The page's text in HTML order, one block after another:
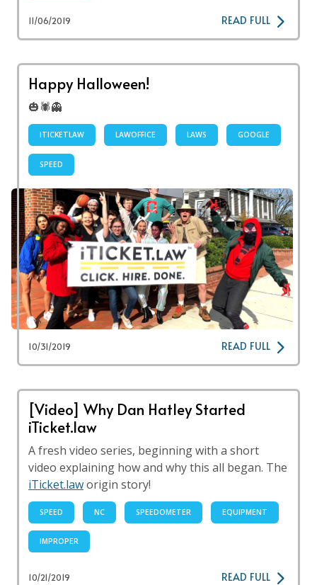
11/06/2019 READ FULL
Happy Halloween!
🎃🕷👻
ITICKETLAW LAWOFFICE LAWS GOOGLE
SPEED
10/31/2019 READ FULL
[Video] Why Dan Hatley Started
iTicket.law
A fresh video series, beginning with a short
video explaining how and why this all began. The
iTicket.laworigin story!
SPEED NC SPEEDOMETER EQUIPMENT
IMPROPER
10/21/2019 READ FULL